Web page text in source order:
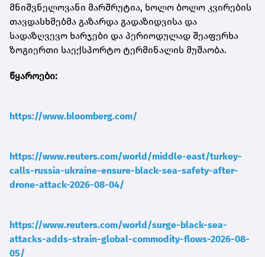
მნიშვნელოვანი მარშრუტია, ხოლო ბოლო კვირების
თავდასხმებმა გაზარდა გადაზიდვისა და
სადაზღვევო ხარჯები და პერიოდულად შეაფერხა
ზოგიერთი საექსპორტო ტერმინალის მუშაობა.
წყაროები:
https://www.bloomberg.com/
https://www.reuters.com/world/middle-east/turkey-
calls-russia-ukraine-ensure-black-sea-safety-after-
drone-attack-2026-08-04/
https://www.reuters.com/world/surge-black-sea-
attacks-adds-strain-global-commodity-flows-2026-08-
05/